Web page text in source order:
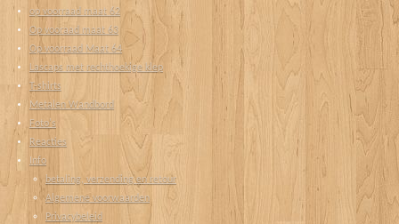
op voorraad maat 62
Op vooraad maat 63
Op voorraad Maat 64
Lascaps met rechthoekige klep
T-shirts
Metalen Wandbord
Foto's
Reacties
Info
betaling, verzending en retour
Algemene voorwaarden
Privacybeleid